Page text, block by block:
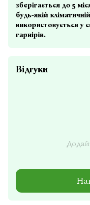
зберігається до 5
будь-якій
використовується у
гарнірів.
Відгуки